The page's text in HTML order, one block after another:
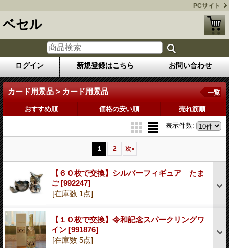
PCサイト
ベセル
ログイン 新規登録はこちら お問い合わせ
カード用景品 > カード用景品 一覧
おすすめ順 価格の安い順 売れ筋順
表示件数:
1 2 次»
【６０枚で交換】シルバーフィギュア たま
ご[992247]
[在庫数 1点]
【１０枚で交換】令和記念スパークリングワ
イン [991876]
[在庫数 5点]